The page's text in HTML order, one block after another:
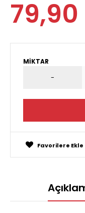
79,90
MIKTAR
Favorilere Ekle